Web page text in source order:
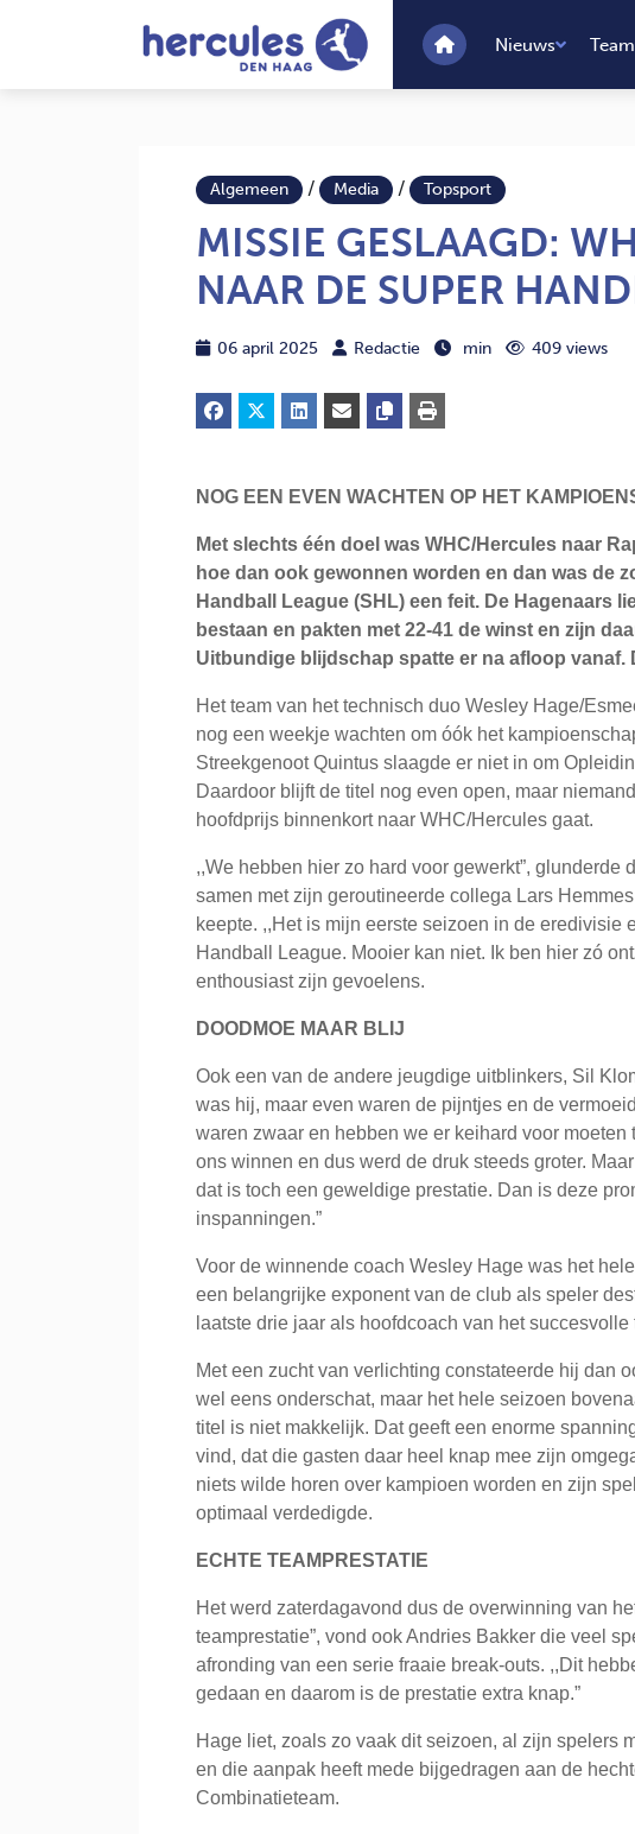
Nieuws
Algemeen / Media / Topsport
MISSIE GESLAAGD:
NAAR DE SUPER
06 april 2025 Redactie min 409 views
NOG EEN EVEN WACHTEN OP HET
Met slechts één doel was WHC/Hercules naar
hoe dan ook gewonnen worden en dan was de
Handball League (SHL) een feit. De Hagenaars
bestaan en pakten met 22-41 de winst en zijn
Uitbundige blijdschap spatte er na afloop vanaf.
Het team van het technisch duo Wesley Hage/
nog een weekje wachten om óók het
Streekgenoot Quintus slaagde er niet in om
Daardoor blijft de titel nog even open, maar
hoofdprijs binnenkort naar WHC/Hercules gaat.
,,We hebben hier zo hard voor gewerkt”,
samen met zijn geroutineerde collega Lars
keepte. ,,Het is mijn eerste seizoen in de eredivisie
Handball League. Mooier kan niet. Ik ben hier zó
enthousiast zijn gevoelens.
DOODMOE MAAR BLIJ
Ook een van de andere jeugdige uitblinkers, Sil
was hij, maar even waren de pijntjes en de
waren zwaar en hebben we er keihard voor
ons winnen en dus werd de druk steeds groter.
dat is toch een geweldige prestatie. Dan is deze
inspanningen.”
Voor de winnende coach Wesley Hage was het
een belangrijke exponent van de club als speler
laatste drie jaar als hoofdcoach van het succesvolle
Met een zucht van verlichting constateerde hij dan
wel eens onderschat, maar het hele seizoen
titel is niet makkelijk. Dat geeft een enorme
vind, dat die gasten daar heel knap mee zijn
niets wilde horen over kampioen worden en zijn
optimaal verdedigde.
ECHTE TEAMPRESTATIE
Het werd zaterdagavond dus de overwinning van
teamprestatie”, vond ook Andries Bakker die veel
afronding van een serie fraaie break-outs. ,,Dit
gedaan en daarom is de prestatie extra knap.”
Hage liet, zoals zo vaak dit seizoen, al zijn spelers
en die aanpak heeft mede bijgedragen aan de
Combinatieteam.